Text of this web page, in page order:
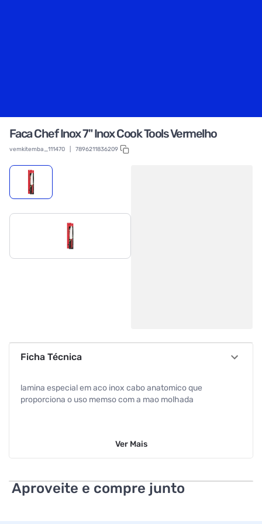
Faca Chef Inox 7" Inox Cook Tools Vermelho
vemkitemba_111470 7896211836209
Ficha Técnica
lamina especial em aco inox cabo anatomico que
proporciona o uso memso com a mao molhada
Ver Mais
Aproveite e compre junto